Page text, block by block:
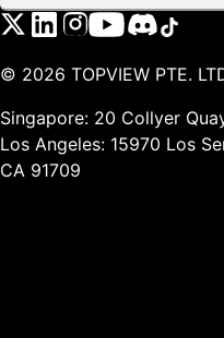
© 2026 TOPVIEW PTE.
Singapore: 20 Collyer
Los Angeles: 15970 Los
CA 91709